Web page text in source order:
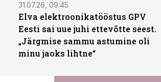
31.07.26, 09:45
Elva elektroonikatööstus GPV
Eesti sai uue juhi ettevõtte seest.
„Järgmise sammu astumine oli
minu jaoks lihtne“